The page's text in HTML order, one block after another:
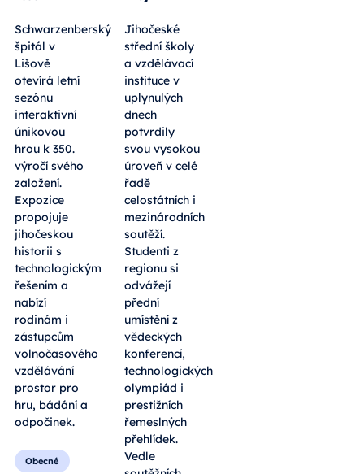
Schwarzenberský
špitál v
Lišově
otevírá letní
sezónu
interaktivní
únikovou
hrou k 350.
výročí svého
založení.
Expozice
propojuje
jihočeskou
historii s
technologickým
řešením a
nabízí
rodinám i
zástupcům
volnočasového
vzdělávání
prostor pro
hru, bádání a
odpočinek.
Obecné
Jihočeské
střední školy
a vzdělávací
instituce v
uplynulých
dnech
potvrdily
svou vysokou
úroveň v celé
řadě
celostátních i
mezinárodních
soutěží.
Studenti z
regionu si
odvážejí
přední
umístění z
vědeckých
konferencí,
technologických
olympiád i
prestižních
řemeslných
přehlídek.
Vedle